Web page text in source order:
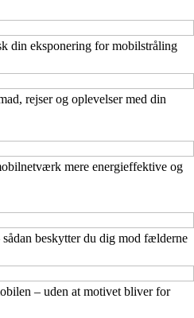
din eksponering for mobilstråling
rejser og oplevelser med din
mere energieffektive og
beskytter du dig mod fælderne
– uden at motivet bliver for